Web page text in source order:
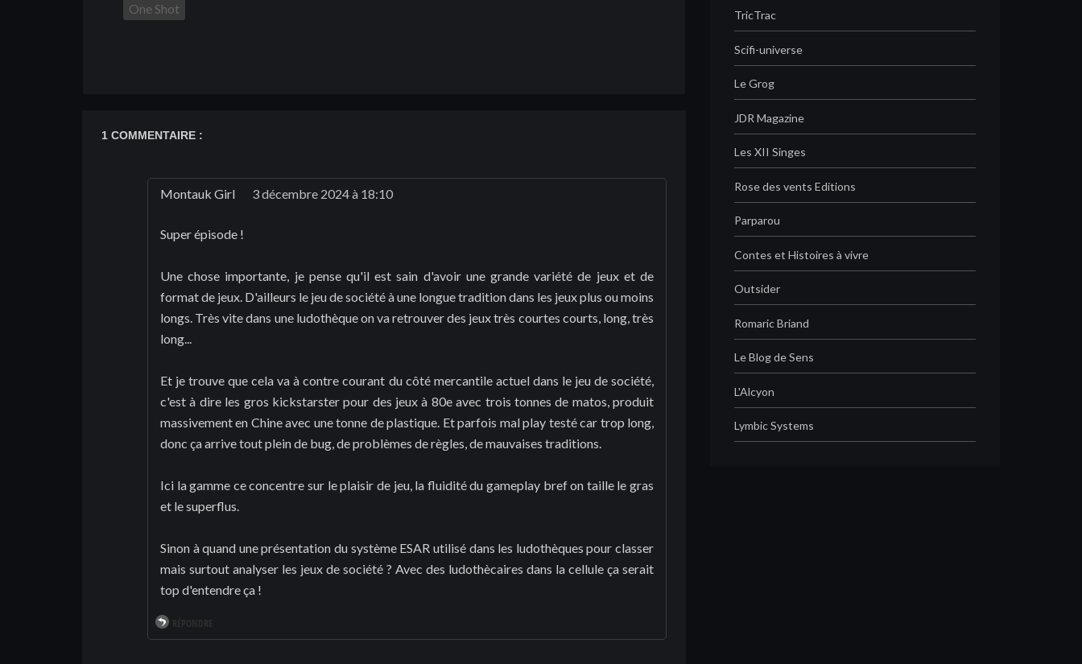
One Shot
1 COMMENTAIRE :
Montauk Girl 3 décembre 2024 à 18:10
Super épisode !
Une chose importante, je pense qu'il est sain d'avoir une grande variété de jeux et de
format de jeux. D'ailleurs le jeu de société à une longue tradition dans les jeux plus ou moins
longs. Très vite dans une ludothèque on va retrouver des jeux très courtes courts, long, très
long...
Et je trouve que cela va à contre courant du côté mercantile actuel dans le jeu de société,
c'est à dire les gros kickstarster pour des jeux à 80e avec trois tonnes de matos, produit
massivement en Chine avec une tonne de plastique. Et parfois mal play testé car trop long,
donc ça arrive tout plein de bug, de problèmes de règles, de mauvaises traditions.
Ici la gamme ce concentre sur le plaisir de jeu, la fluidité du gameplay bref on taille le gras
et le superflus.
Sinon à quand une présentation du système ESAR utilisé dans les ludothèques pour classer
mais surtout analyser les jeux de société ? Avec des ludothècaires dans la cellule ça serait
top d'entendre ça !
TricTrac
Scifi-universe
Le Grog
JDR Magazine
Les XII Singes
Rose des vents Editions
Parparou
Contes et Histoires à vivre
Outsider
Romaric Briand
Le Blog de Sens
L'Alcyon
Lymbic Systems